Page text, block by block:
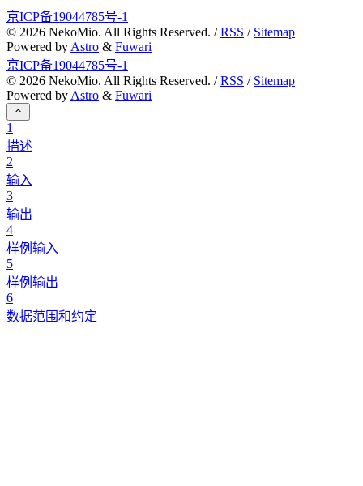
京ICP备19044785号-1
© 2026 NekoMio. All Rights Reserved. /RSS / Sitemap
Powered by Astro & Fuwari
京ICP备19044785号-1
© 2026 NekoMio. All Rights Reserved. /RSS / Sitemap
Powered by Astro & Fuwari
1
描述
2
输入
3
输出
4
样例输入
5
样例输出
6
数据范围和约定